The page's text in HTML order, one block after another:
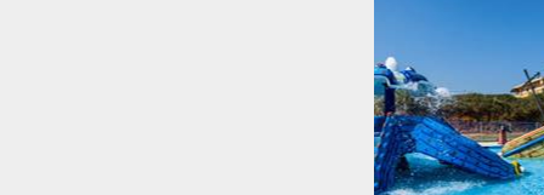
Paulina